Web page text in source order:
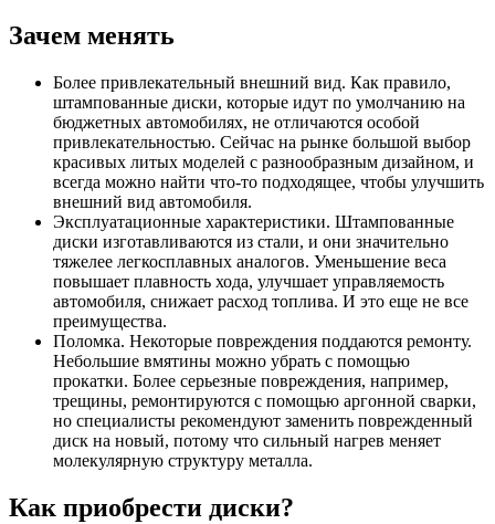
Зачем менять
Более привлекательный внешний вид. Как правило,
штампованные диски, которые идут по умолчанию на
бюджетных автомобилях, не отличаются особой
привлекательностью. Сейчас на рынке большой выбор
красивых литых моделей с разнообразным дизайном, и
всегда можно найти что-то подходящее, чтобы улучшить
внешний вид автомобиля.
Эксплуатационные характеристики. Штампованные
диски изготавливаются из стали, и они значительно
тяжелее легкосплавных аналогов. Уменьшение веса
повышает плавность хода, улучшает управляемость
автомобиля, снижает расход топлива. И это еще не все
преимущества.
Поломка. Некоторые повреждения поддаются ремонту.
Небольшие вмятины можно убрать с помощью
прокатки. Более серьезные повреждения, например,
трещины, ремонтируются с помощью аргонной сварки,
но специалисты рекомендуют заменить поврежденный
диск на новый, потому что сильный нагрев меняет
молекулярную структуру металла.
Как приобрести диски?